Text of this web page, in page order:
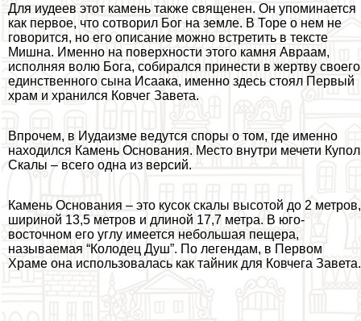
Для иудеев этот камень также священен. Он упоминается
как первое, что сотворил Бог на земле. В Торе о нем не
говорится, но его описание можно встретить в тексте
Мишна. Именно на поверхности этого камня Авраам,
исполняя волю Бога, собирался принести в жертву своего
единственного сына Исаака, именно здесь стоял Первый
храм и хранился Ковчег Завета.
Впрочем, в Иудаизме ведутся споры о том, где именно
находился Камень Основания. Место внутри мечети Купол
Скалы – всего одна из версий.
Камень Основания – это кусок скалы высотой до 2 метров,
шириной 13,5 метров и длиной 17,7 метра. В юго-
восточном его углу имеется небольшая пещера,
называемая “Колодец Душ”. По легендам, в Первом
Храме она использовалась как тайник для Ковчега Завета.